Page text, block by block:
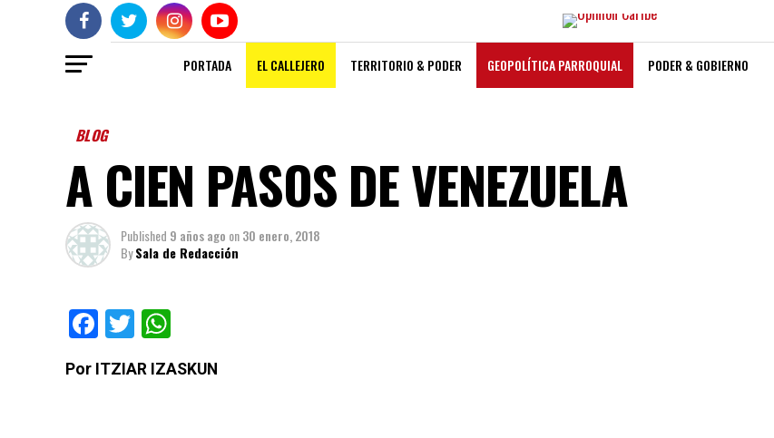
PORTADA EL CALLEJERO TERRITORIO & PODER GEOPOLÍTICA PARROQUIAL PODER & GOBIERNO
BLOG
A CIEN PASOS DE VENEZUELA
Published 9 años ago on30 enero, 2018
BySala de Redacción
Facebook
Twitter
Por ITZIAR IZASKUN